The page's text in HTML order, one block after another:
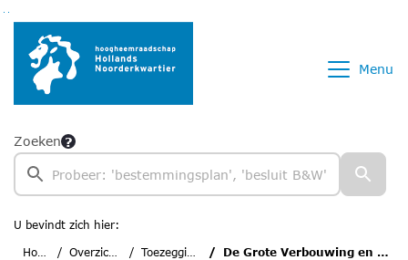
Ga naar de inhoud van deze pagina
Ga naar het zoeken
Ga naar het menu
Menu
Zoeken
U bevindt zich hier:
Home
Overzichten Toezeggingen De Grote Verbouwing en Verdygo